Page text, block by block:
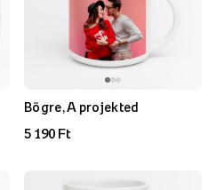
Bögre, A projekted
5 190 Ft